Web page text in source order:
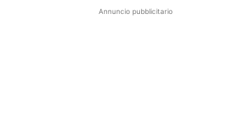
Annuncio pubblicitario